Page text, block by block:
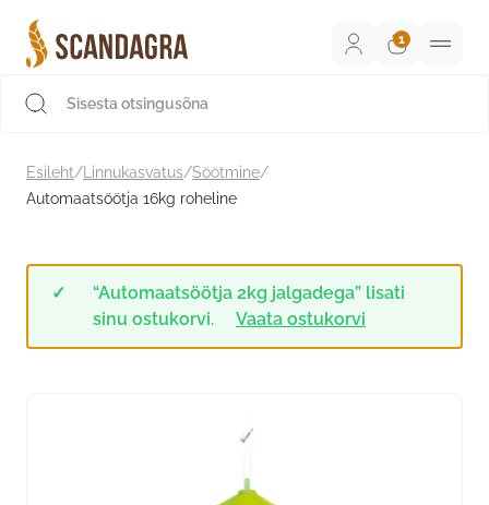
sisu
juurde
Esileht/ Linnukasvatus/Söötmine/
Automaatsöötja 16kg roheline
“Automaatsöötja 2kg jalgadega” lisati
sinu ostukorvi.
Vaata ostukorvi